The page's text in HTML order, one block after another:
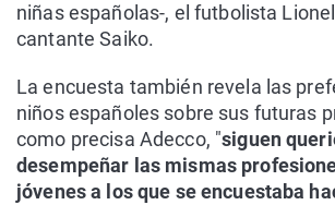
niñas españolas-, el futbolista
cantante Saiko.
La encuesta también revela las
niños españoles sobre sus futuras
como precisa Adecco, "siguen
desempeñar las mismas
jóvenes a los que se encuestaba